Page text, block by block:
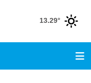
13.29°